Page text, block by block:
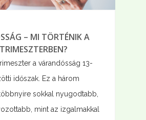
– MI TÖRTÉNIK A
a várandósság 13-
időszak. Ez a három
sokkal nyugodtabb,
mint az izgalmakkal